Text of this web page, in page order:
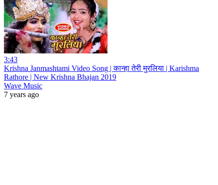
3:43
Krishna Janmashtami Video Song | कान्हा तेरी मुरलिया | Karishma
Rathore | New Krishna Bhajan 2019
Wave Music
7 years ago